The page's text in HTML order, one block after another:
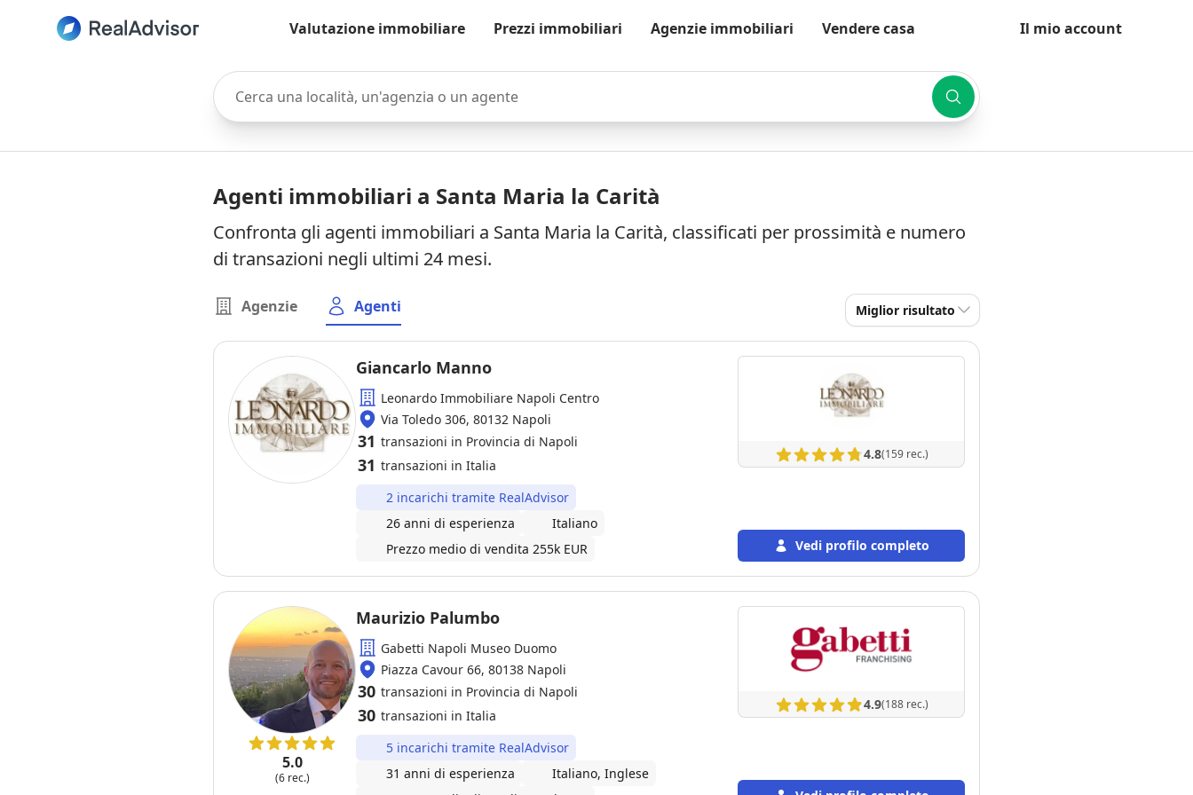
Valutazione immobiliare Prezzi immobiliari Agenzie immobiliari Vendere casa Il mio account
Cerca una località, un'agenzia o un agente
Agenti immobiliari a Santa Maria la Carità
Confronta gli agenti immobiliari a Santa Maria la Carità, classificati per prossimità e numero
di transazioni negli ultimi 24 mesi.
Agenzie Agenti Miglior risultato
Giancarlo Manno
Leonardo Immobiliare Napoli Centro
Via Toledo 306, 80132 Napoli
31 transazioni in Provincia di Napoli
31 transazioni in Italia
2 incarichi tramite RealAdvisor
26 anni di esperienza
Italiano
Prezzo medio di vendita 255k EUR
4.8(159 rec.)
Vedi profilo completo
5.0
(6 rec.)
Maurizio Palumbo
Gabetti Napoli Museo Duomo
Piazza Cavour 66, 80138 Napoli
30 transazioni in Provincia di Napoli
30 transazioni in Italia
5 incarichi tramite RealAdvisor
31 anni di esperienza
Italiano, Inglese
4.9(188 rec.)